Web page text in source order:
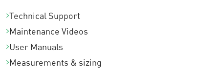
Technical Support
Maintenance Videos
User Manuals
Measurements & sizing